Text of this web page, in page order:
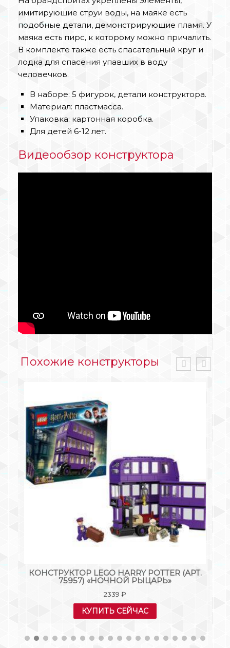
имитирующие струи воды, на маяке есть
подобные детали, демонстрирующие пламя. У
маяка есть пирс, к которому можно причалить.
В комплекте также есть спасательный круг и
лодка для спасения упавших в воду
человечков.
В наборе: 5 фигурок, детали конструктора.
Материал: пластмасса.
Упаковка: картонная коробка.
Для детей 6-12 лет.
Видеообзор конструктора
Похожие конструкторы
КОНСТРУКТОР LEGO BRICKHEADZ (АРТ.
41602) «БРИКХЕДЗ РЕЙ»
449 ₽
КУПИТЬ СЕЙЧАС